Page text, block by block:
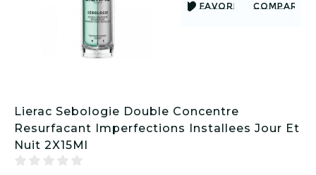
FAVORIS COMPARER
Lierac Sebologie Double Concentre
Resurfacant Imperfections Installees Jour Et
Nuit 2X15Ml